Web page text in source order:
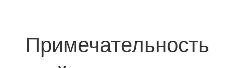
Примечательность